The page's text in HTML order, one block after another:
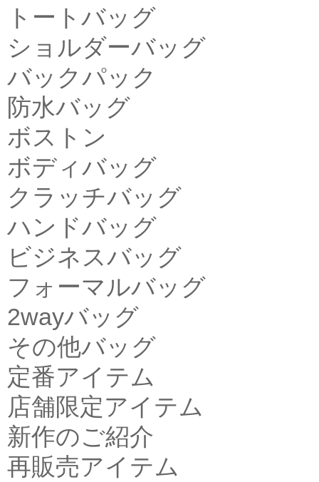
トートバッグ
ショルダーバッグ
バックパック
防水バッグ
ボストン
ボディバッグ
クラッチバッグ
ハンドバッグ
ビジネスバッグ
フォーマルバッグ
2wayバッグ
その他バッグ
定番アイテム
店舗限定アイテム
新作のご紹介
再販売アイテム